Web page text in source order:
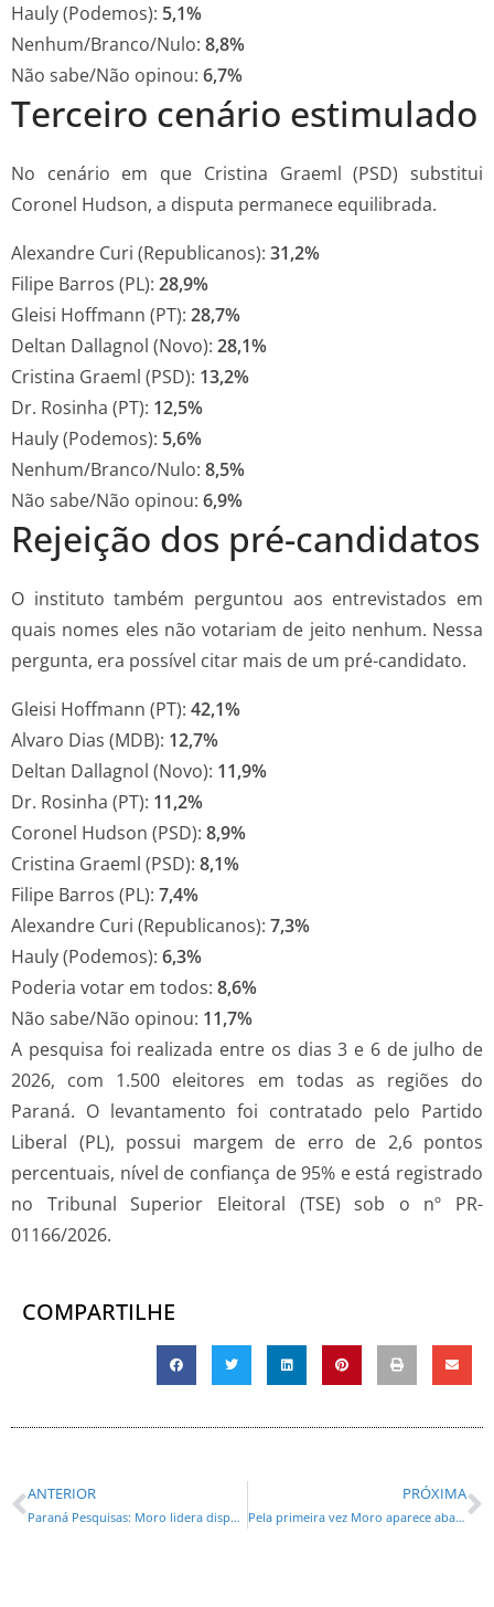
Hauly (Podemos): 5,1%
Nenhum/Branco/Nulo: 8,8%
Não sabe/Não opinou: 6,7%
Terceiro cenário estimulado
No cenário em que Cristina Graeml (PSD) substitui
Coronel Hudson, a disputa permanece equilibrada.
Alexandre Curi (Republicanos): 31,2%
Filipe Barros (PL): 28,9%
Gleisi Hoffmann (PT): 28,7%
Deltan Dallagnol (Novo): 28,1%
Cristina Graeml (PSD): 13,2%
Dr. Rosinha (PT): 12,5%
Hauly (Podemos): 5,6%
Nenhum/Branco/Nulo: 8,5%
Não sabe/Não opinou: 6,9%
Rejeição dos pré-candidatos
O instituto também perguntou aos entrevistados em
quais nomes eles não votariam de jeito nenhum. Nessa
pergunta, era possível citar mais de um pré-candidato.
Gleisi Hoffmann (PT): 42,1%
Alvaro Dias (MDB): 12,7%
Deltan Dallagnol (Novo): 11,9%
Dr. Rosinha (PT): 11,2%
Coronel Hudson (PSD): 8,9%
Cristina Graeml (PSD): 8,1%
Filipe Barros (PL): 7,4%
Alexandre Curi (Republicanos): 7,3%
Hauly (Podemos): 6,3%
Poderia votar em todos: 8,6%
Não sabe/Não opinou: 11,7%
A pesquisa foi realizada entre os dias 3 e 6 de julho de
2026, com 1.500 eleitores em todas as regiões do
Paraná. O levantamento foi contratado pelo Partido
Liberal (PL), possui margem de erro de 2,6 pontos
percentuais, nível de confiança de 95% e está registrado
no Tribunal Superior Eleitoral (TSE) sob o nº PR-
01166/2026.
COMPARTILHE
ANTERIOR
Paraná Pesquisas: Moro lidera disputa de 1º turno e a briga pelo segunda vaga segue em aberto pelo governo do Paraná
PRÓXIMA
Pela primeira vez Moro aparece abaixo dos 40% na Paraná Pesquisas, e Sandro Alex se firma como único nome em crescimento na disputa